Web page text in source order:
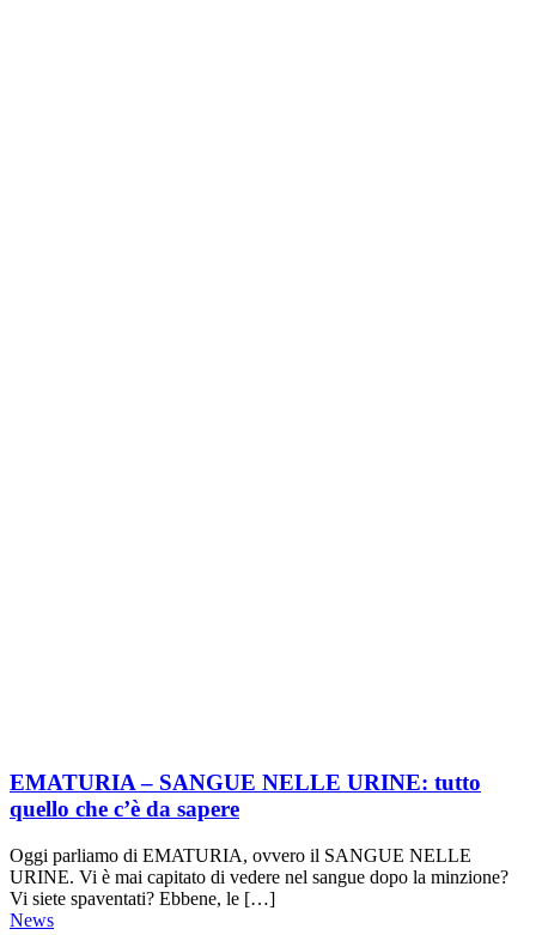
EMATURIA – SANGUE NELLE URINE: tutto
quello che c’è da sapere
Oggi parliamo di EMATURIA, ovvero il SANGUE NELLE
URINE. Vi è mai capitato di vedere nel sangue dopo la minzione?
Vi siete spaventati? Ebbene, le […]
News